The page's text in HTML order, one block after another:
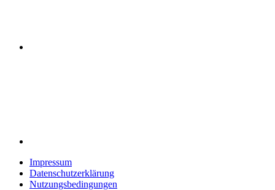
Impressum
Datenschutzerklärung
Nutzungsbedingungen